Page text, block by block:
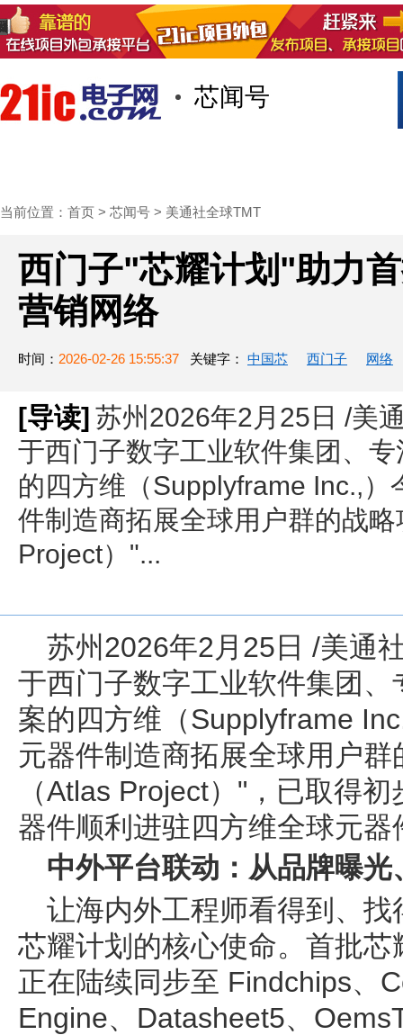
芯闻号
当前位置： 首页 > 芯闻号 > 美通社全球TMT
西门子"芯耀计划"助力
营销网络
时间： 2026-02-26 15:55:37 关键字： 中国芯 西门子 网络
[导读] 苏州2026年2月25日 /美
于西门子数字工业软件集团、
的四方维（Supplyframe Inc.,
件制造商拓展全球用户群的战
Project）"...
苏州 2026年2月25日 /美通
于西门子数字工业软件集团
案的四方维（Supplyframe
元器件制造商拓展全球用户
（Atlas Project）"，已取得
器件顺利进驻四方维全球元器
中外平台联动：从品牌曝
让海内外工程师看得到、
芯耀计划的核心使命。首批
正在陆续同步至 Findchips、
Engine、Datasheet5、